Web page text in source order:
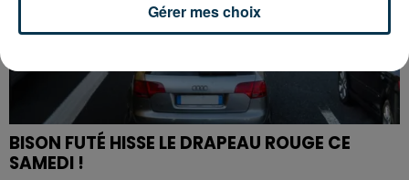
BISON FUTÉ HISSE LE DRAPEAU ROUGE CE
SAMEDI !
Gérer mes choix